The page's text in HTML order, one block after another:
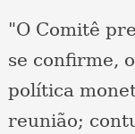
"O Comitê
se confirme,
política
reunião;